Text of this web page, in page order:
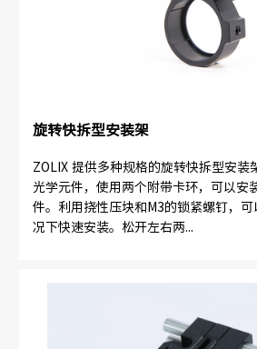
旋转快拆型安装架
ZOLIX 提供多种规格的旋转快拆型安装
光学元件，使用两个附带卡环，可以安
件。利用挠性压块和M3的锁紧螺钉，
况下快速安装。松开左右两...